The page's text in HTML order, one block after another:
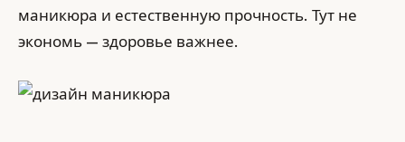
маникюра и естественную прочность. Тут не
экономь — здоровье важнее.